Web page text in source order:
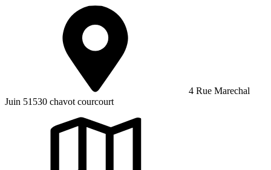
4 Rue Marechal
Juin 51530 chavot courcourt